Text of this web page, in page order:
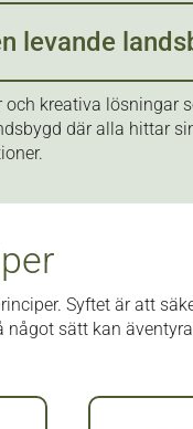
levande
kreativa lösningar
där alla hittar
Syftet är att
något sätt kan